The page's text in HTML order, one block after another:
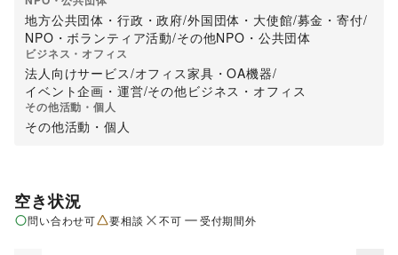
地方公共団体・行政・政府/外国団体・大使館/募金・寄付/
NPO・ボランティア活動/その他NPO・公共団体
ビジネス・オフィス
法人向けサービス/オフィス家具・OA機器/
イベント企画・運営/その他ビジネス・オフィス
その他活動・個人
その他活動・個人
空き状況
問い合わせ可 要相談 不可 受付期間外